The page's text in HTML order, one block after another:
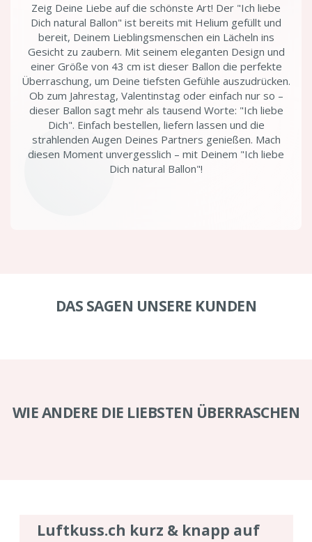
Zeig Deine Liebe auf die schönste Art! Der "Ich liebe
Dich natural Ballon" ist bereits mit Helium gefüllt und
bereit, Deinem Lieblingsmenschen ein Lächeln ins
Gesicht zu zaubern. Mit seinem eleganten Design und
einer Größe von 43 cm ist dieser Ballon die perfekte
Überraschung, um Deine tiefsten Gefühle auszudrücken.
Ob zum Jahrestag, Valentinstag oder einfach nur so –
dieser Ballon sagt mehr als tausend Worte: "Ich liebe
Dich". Einfach bestellen, liefern lassen und die
strahlenden Augen Deines Partners genießen. Mach
diesen Moment unvergesslich – mit Deinem "Ich liebe
Dich natural Ballon"!
DAS SAGEN UNSERE KUNDEN
WIE ANDERE DIE LIEBSTEN ÜBERRASCHEN
Luftkuss.ch kurz & knapp auf